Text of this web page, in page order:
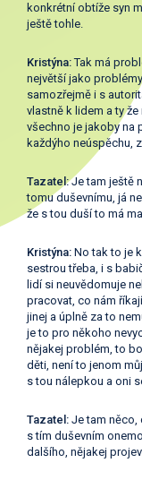
konkrétní obtíže syn
ještě tohle.
Kristýna:Tak má
největší jako
samozřejmě i s
vlastně k lidem a ty
všechno je jakoby na
každýho neúspěchu,
Tazatel:Je tam ještě
tomu duševnímu, já
že s tou duší to má
Kristýna: No tak to je
sestrou třeba, i s
lidí si neuvědomuje
pracovat, co nám
jinej a úplně za to
je to pro někoho
nějakej problém, to
děti, není to jenom
s tou nálepkou a oni
Tazatel: Je tam něco,
s tím duševním
dalšího, nějakej